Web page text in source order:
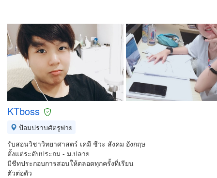
KTboss
ป้อมปราบศัตรูพ่าย
รับสอนวิชาวิทยาศาสตร์ เคมี ชีวะ สังคม อังกฤษ
ตั้งแต่ระดับประถม - ม.ปลาย
มีชีทประกอบการสอนให้ตลอดทุกครั้งที่เรียน
ตัวต่อตัว